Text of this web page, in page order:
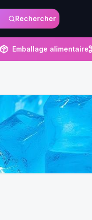
Rechercher
Emballage alimentaire